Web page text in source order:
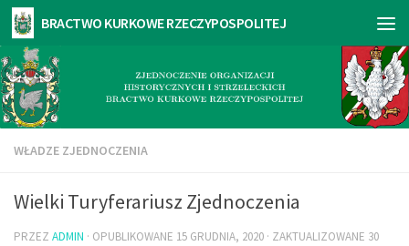
WŁADZE ZJEDNOCZENIA
Wielki Turyferariusz Zjednoczenia
PRZEZ ADMIN · OPUBLIKOWANE 15 GRUDNIA, 2020 · ZAKTUALIZOWANE 30